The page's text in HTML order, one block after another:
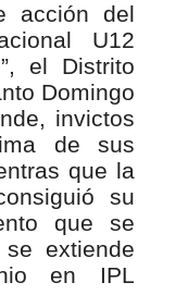
acción del
U12
el Distrito
Domingo
invictos
de sus
que la
su
que se
extiende
en IPL